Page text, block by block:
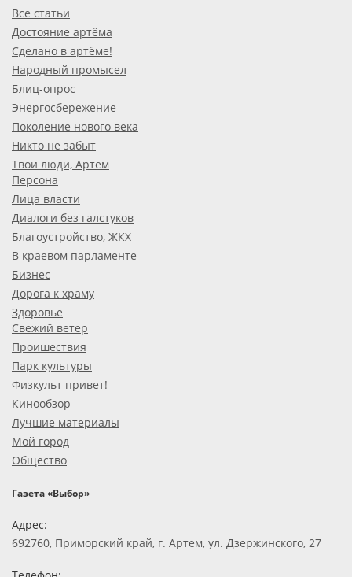
Все статьи
Достояние артёма
Сделано в артёме!
Народный промысел
Блиц-опрос
Энергосбережение
Поколение нового века
Никто не забыт
Твои люди, Артем
Персона
Лица власти
Диалоги без галстуков
Благоустройство, ЖКХ
В краевом парламенте
Бизнес
Дорога к храму
Здоровье
Свежий ветер
Проишествия
Парк культуры
Физкульт привет!
Кинообзор
Лучшие материалы
Мой город
Общество
Газета «Выбор»
Адрес:
692760, Приморский край, г. Артем, ул. Дзержинского, 27